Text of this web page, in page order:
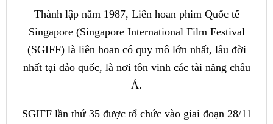
Thành lập năm 1987, Liên hoan phim Quốc tế
Singapore (Singapore International Film Festival
(SGIFF) là liên hoan có quy mô lớn nhất, lâu đời
nhất tại đảo quốc, là nơi tôn vinh các tài năng châu
Á.
SGIFF lần thứ 35 được tổ chức vào giai đoạn 28/11